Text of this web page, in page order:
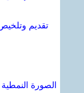
تقديم
الصورة